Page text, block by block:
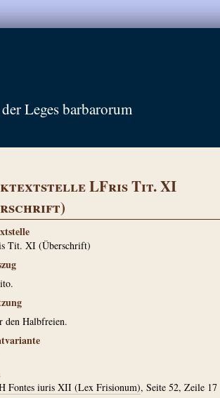
Leges barbarorum
LFris Tit. XI
Tit. XI (Überschrift)
den Halbfreien.
Fontes iuris XII (Lex Frisionum), Seite 52, Zeile 17